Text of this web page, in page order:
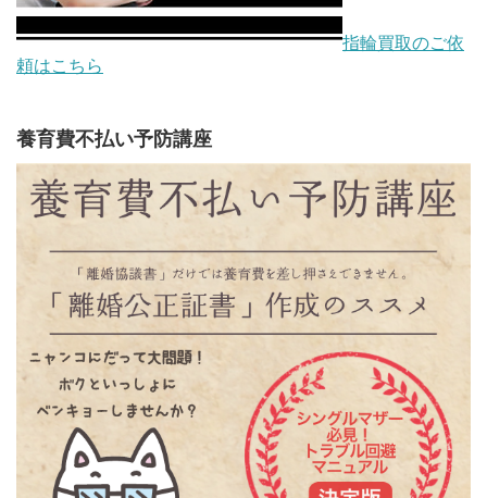
指輪買取のご依
頼はこちら
養育費不払い予防講座